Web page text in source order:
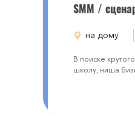
SMM /
на дому
В поиске
школу, ниша